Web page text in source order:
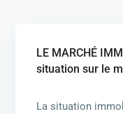
LE MARCHÉ
situation sur le
La situation